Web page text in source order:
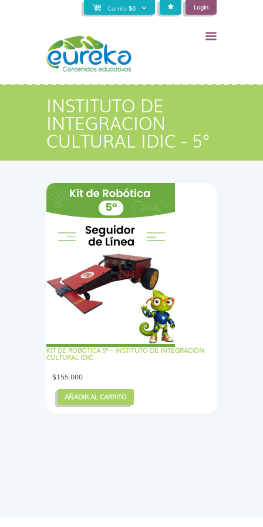
Carrito $0 Login
INSTITUTO DE
INTEGRACION
CULTURAL IDIC - 5°
KIT DE ROBÓTICA 5° – INSTITUTO DE INTEGRACIÓN
CULTURAL IDIC
$155.000
AÑADIR AL CARRITO